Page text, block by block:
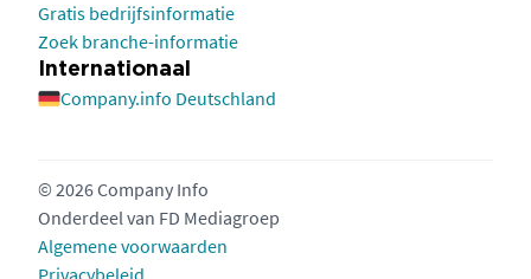
Gratis bedrijfsinformatie
Zoek branche-informatie
Internationaal
Company.info Deutschland
© 2026 Company Info
Onderdeel van FD Mediagroep
Algemene voorwaarden